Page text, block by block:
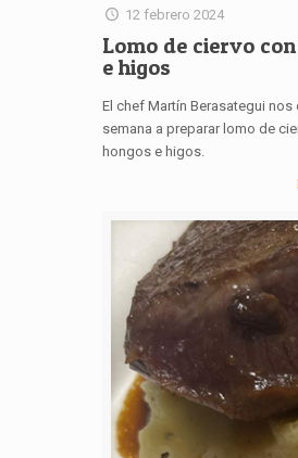
12 febrero 2024
Lomo de ciervo
e higos
El chef Martín Berasategui nos
semana a preparar lomo de
hongos e higos.